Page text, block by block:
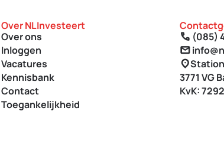
Over NLInvesteert
Over ons
Inloggen
Vacatures
Kennisbank
Contact
Toegankelijkheid
call (085)
mail
location_on
3771 VG
KvK: